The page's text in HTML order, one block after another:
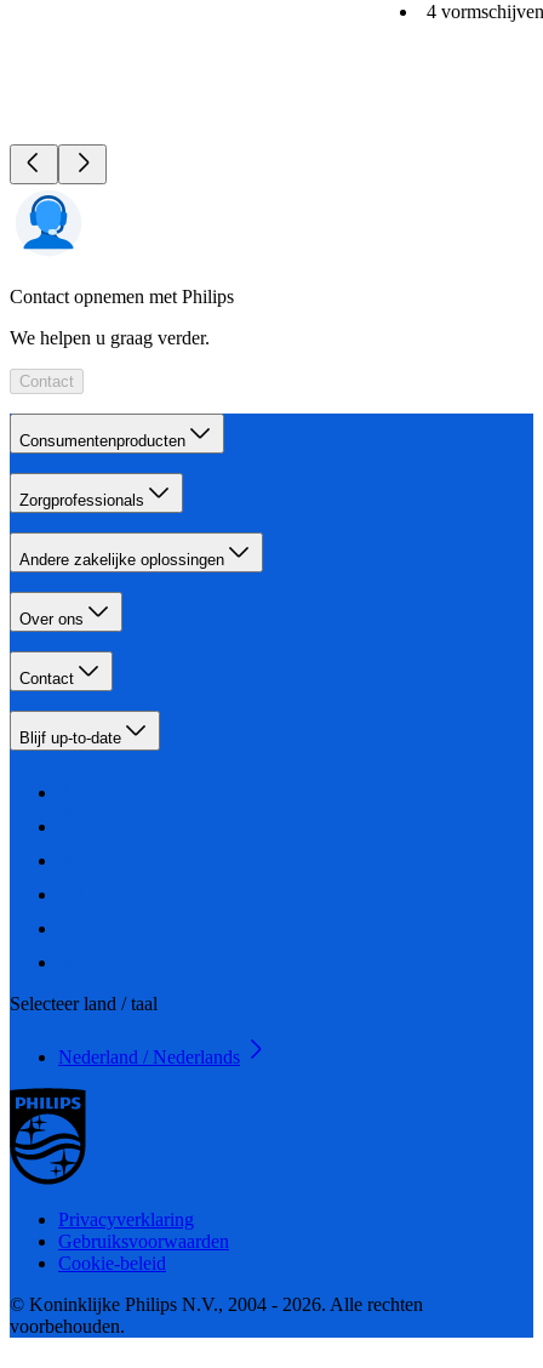
4 vormschijven
Contact opnemen met Philips
We helpen u graag verder.
Contact
Consumentenproducten
Zorgprofessionals
Andere zakelijke oplossingen
Over ons
Contact
Blijf up-to-date
Selecteer land / taal
Nederland / Nederlands
Privacyverklaring
Gebruiksvoorwaarden
Cookie-beleid
© Koninklijke Philips N.V., 2004 - 2026. Alle rechten
voorbehouden.